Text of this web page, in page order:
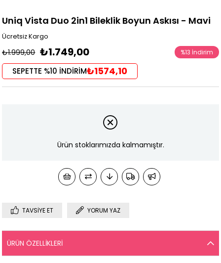
Uniq Vista Duo 2in1 Bileklik Boyun Askısı - Mavi
Ücretsiz Kargo
₺1.999,00 ₺1.749,00 %13 İndirim
SEPETTE %10 İNDİRİM₺1574,10
Ürün stoklarımızda kalmamıştır.
TAVSIYE ET YORUM YAZ
ÜRÜN ÖZELLIKLERI